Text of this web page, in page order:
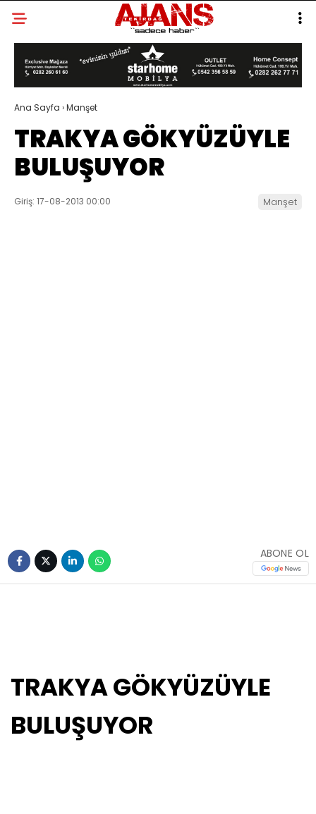
Ana Sayfa ›Manşet
TRAKYA GÖKYÜZÜYLE
BULUŞUYOR
Giriş: 17-08-2013 00:00 Manşet
ABONE OL
TRAKYA GÖKYÜZÜYLE
BULUŞUYOR